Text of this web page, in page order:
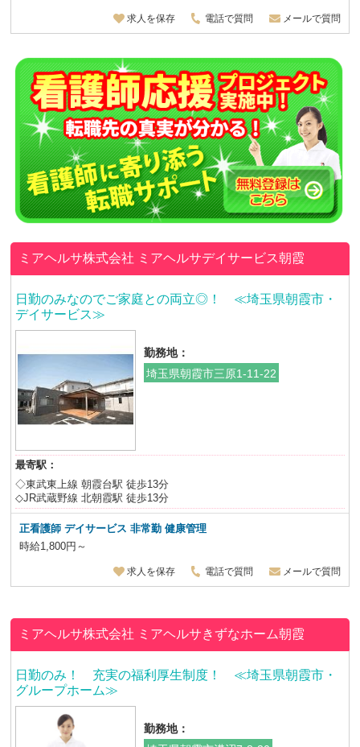
求人を保存 電話で質問 メールで質問
ミアヘルサ株式会社 ミアヘルサデイサービス朝霞
日勤のみなのでご家庭との両立◎！ ≪埼玉県朝霞市・
デイサービス≫
勤務地：
埼玉県朝霞市三原1-11-22
最寄駅：
◇東武東上線 朝霞台駅 徒歩13分
◇JR武蔵野線 北朝霞駅 徒歩13分
正看護師 デイサービス 非常勤 健康管理
時給1,800円～
求人を保存 電話で質問 メールで質問
ミアヘルサ株式会社 ミアヘルサきずなホーム朝霞
日勤のみ！ 充実の福利厚生制度！ ≪埼玉県朝霞市・
グループホーム≫
勤務地：